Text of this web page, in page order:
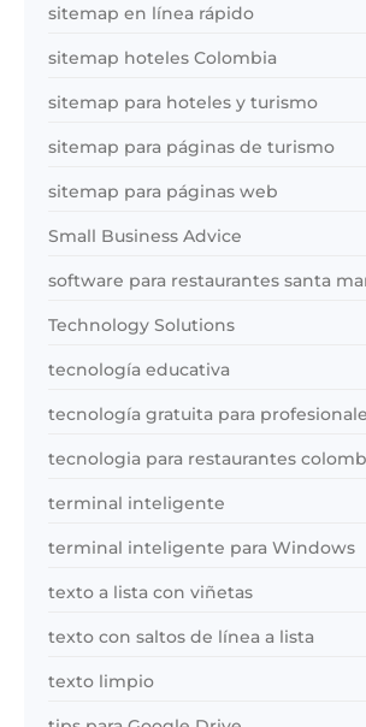
sitemap en línea rápido
sitemap hoteles Colombia
sitemap para hoteles y turismo
sitemap para páginas de turismo
sitemap para páginas web
Small Business Advice
software para restaurantes santa
Technology Solutions
tecnología educativa
tecnología gratuita para
tecnologia para restaurantes
terminal inteligente
terminal inteligente para Windows
texto a lista con viñetas
texto con saltos de línea a lista
texto limpio